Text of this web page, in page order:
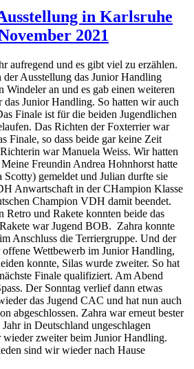
in Karlsruhe
2021
aufregend und es gibt viel zu erzählen.
der Ausstellung das Junior Handling
Windeler an und es gab einen weiteren
Junior Handling. So hatten wir auch
Finale ist für die beiden Jugendlichen
Das Richten der Foxterrier war
Finale, so dass beide gar keine Zeit
war Manuela Weiss. Wir hatten
Freundin Andrea Hohnhorst hatte
gemeldet und Julian durfte sie
Anwartschaft in der CHampion Klasse
Champion VDH damit beendet.
Retro und Rakete konnten beide das
war Jugend BOB. Zahra konnte
Anschluss die Terriergruppe. Und der
Wettbewerb im Junior Handling,
konnte, Silas wurde zweiter. So hat
Finale qualifiziert. Am Abend
Der Sonntag verlief dann etwas
das Jugend CAC und hat nun auch
abgeschlossen. Zahra war erneut bester
in Deutschland ungeschlagen
zweiter beim Junior Handling.
sind wir wieder nach Hause